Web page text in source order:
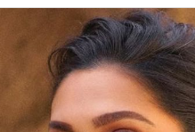
कमाते हैं. वह भारतीय
और टी20i के लिए 3 लाख
संजू सैमसन टी20